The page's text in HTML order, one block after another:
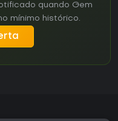
quando Gem
mínimo histórico.